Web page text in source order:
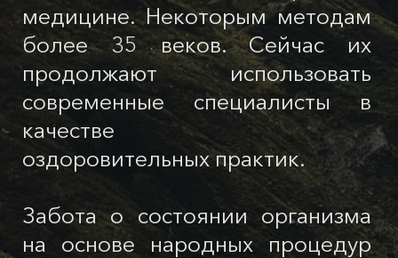
медицине. Некоторым методам
более 35 веков. Сейчас их
продолжают использовать
современные специалисты в
качестве
оздоровительных практик.
Забота о состоянии организма
на основе народных процедур